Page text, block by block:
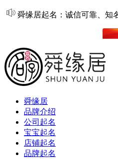
舜缘居起名：诚信可靠、知
舜缘居
品牌介绍
公司起名
宝宝起名
店铺起名
品牌起名